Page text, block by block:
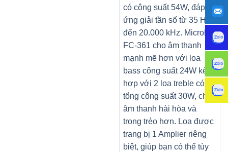
có công suất 54W, đáp
ứng giải tần số từ 35 Hz
đến 20.000 kHz. Microlab
FC-361 cho âm thanh
mạnh mẽ hơn với loa
bass công suất 24W kết
hợp với 2 loa treble có
tổng công suất 30W, cho
âm thanh hài hòa và
trong trẻo hơn. Loa được
trang bị 1 Amplier riêng
biệt, giúp bạn có thể tùy